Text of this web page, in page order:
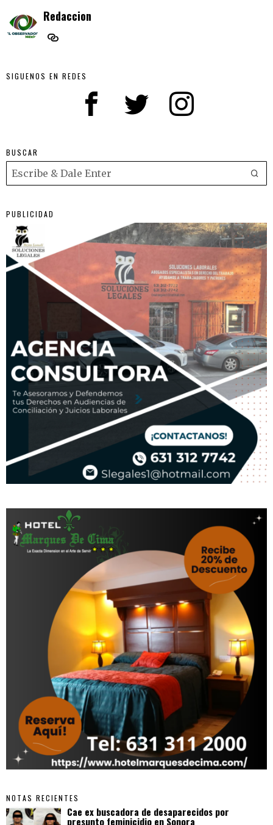
Redaccion
SIGUENOS EN REDES
BUSCAR
PUBLICIDAD
NOTAS RECIENTES
Cae ex buscadora de desaparecidos por
presunto feminicidio en Sonora